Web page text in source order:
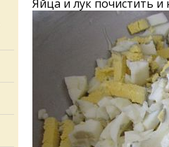
Яйца и лук почистить и